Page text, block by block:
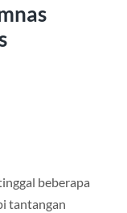
beberapa
tantangan